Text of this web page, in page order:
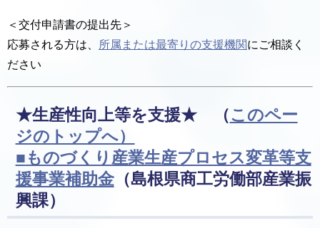
＜交付申請書の提出先＞
応募される方は、
所属または最寄りの支援機関にご相談く
ださい
★生産性向上等を支援★（このペー
ジのトップへ）
■ものづくり産業生産プロセス変革等支
援事業補助金（島根県商工労働部産業振
興課）